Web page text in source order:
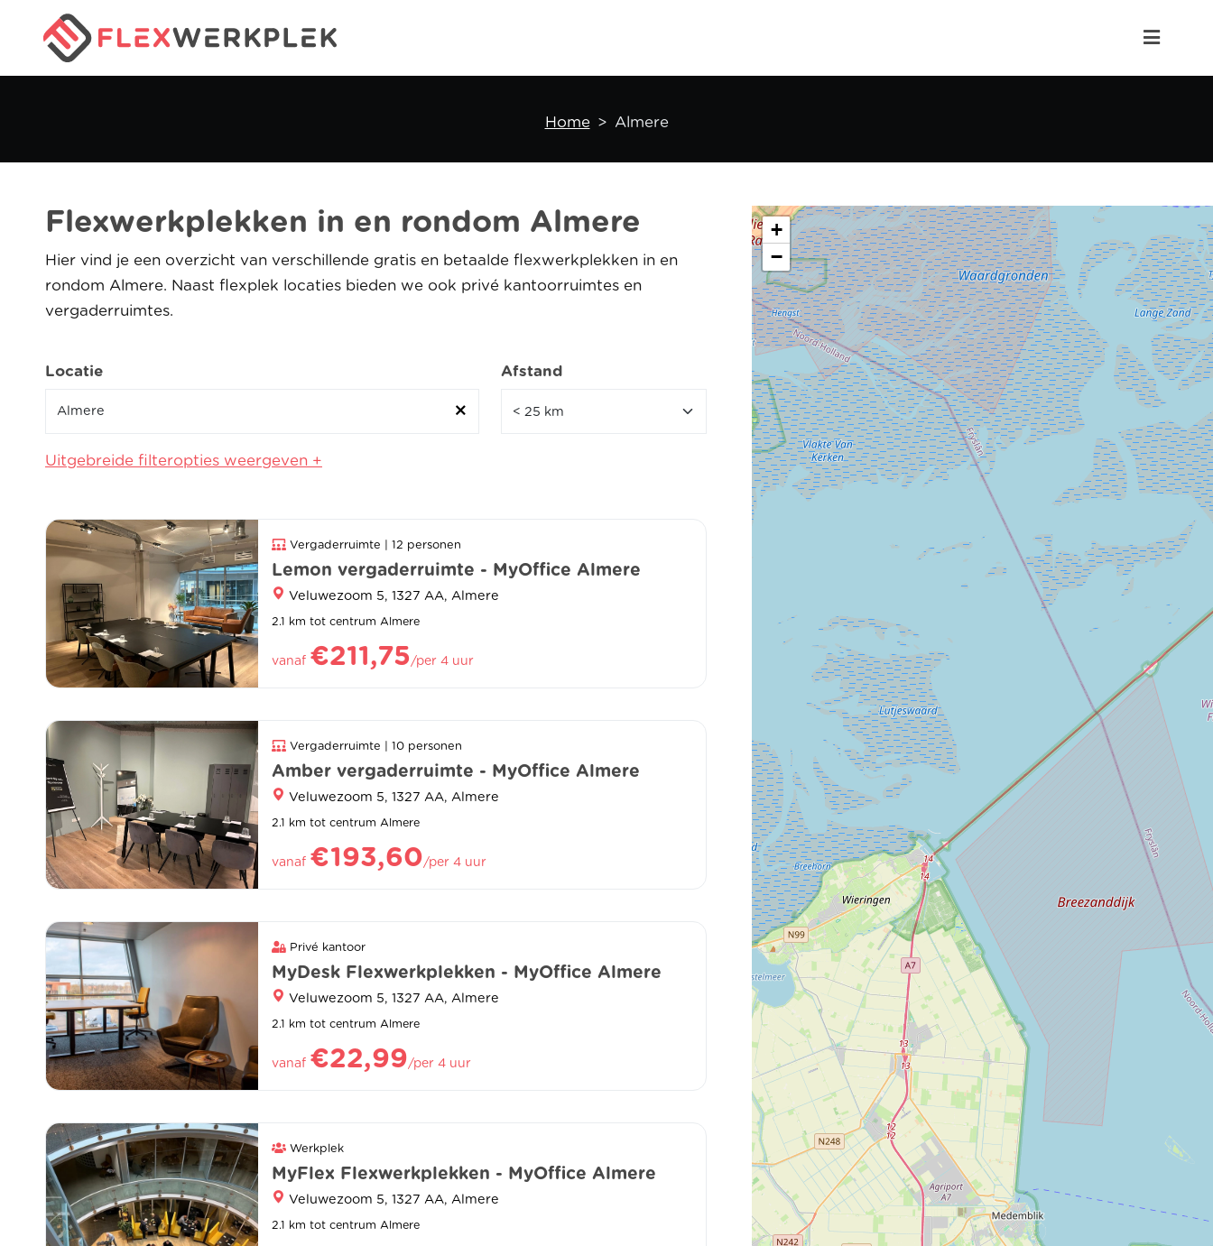
Home Almere
Flexwerkplekken in en rondom Almere
Hier vind je een overzicht van verschillende gratis en betaalde flexwerkplekken in en
rondom Almere. Naast flexplek locaties bieden we ook privé kantoorruimtes en
vergaderruimtes.
Locatie Afstand
Uitgebreide filteropties weergeven +
Vergaderruimte | 12 personen
Lemon vergaderruimte - MyOffice Almere
Veluwezoom 5, 1327 AA, Almere
2.1 km tot centrum Almere
vanaf €211,75 /per 4 uur
Vergaderruimte | 10 personen
Amber vergaderruimte - MyOffice Almere
Veluwezoom 5, 1327 AA, Almere
2.1 km tot centrum Almere
vanaf €193,60/per 4 uur
Privé kantoor
MyDesk Flexwerkplekken - MyOffice Almere
Veluwezoom 5, 1327 AA, Almere
2.1 km tot centrum Almere
vanaf €22,99/per 4 uur
Werkplek
MyFlex Flexwerkplekken - MyOffice Almere
Veluwezoom 5, 1327 AA, Almere
2.1 km tot centrum Almere
+
−